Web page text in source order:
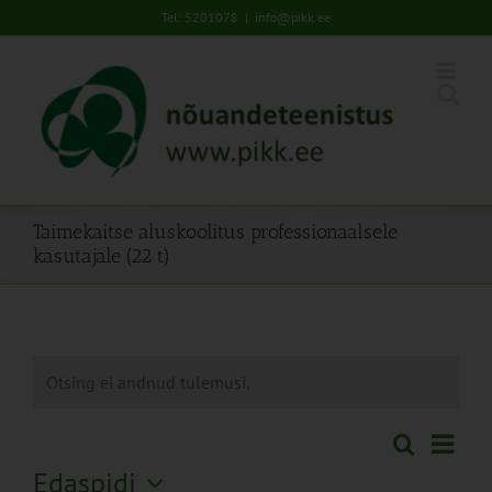
to
Tel: 5201078 | info@pikk.ee
Taimekaitse aluskoolitus professionaalsele
kasutajale (22 t)
Otsing ei andnud tulemusi.
Sündmused
Otsi
Edaspidi